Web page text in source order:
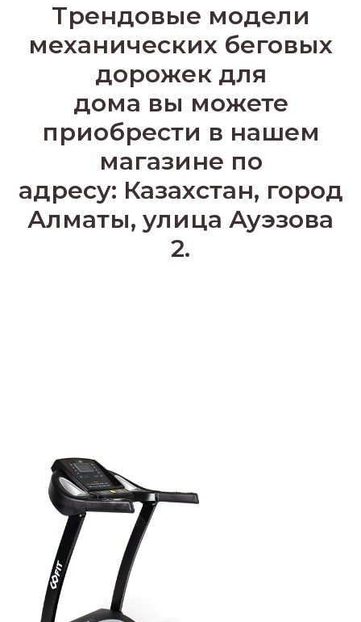
Трендовые модели
механических беговых
дорожек для
дома вы можете
приобрести в нашем
магазине по
адресу: Казахстан, город
Алматы, улица Ауэзова
2.